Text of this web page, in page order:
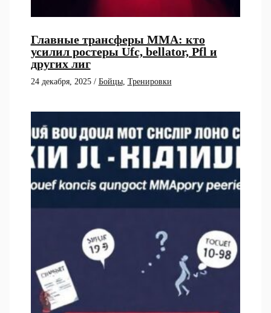
Главные трансферы ММА: кто
усилил ростеры Ufc, bellator, Pfl и
других лиг
24 декабря, 2025 / Бойцы, Тренировки